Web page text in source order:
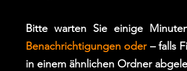
Bitte warten Sie einige
Benachrichtigungen oder– falls
in einem ähnlichen Ordner